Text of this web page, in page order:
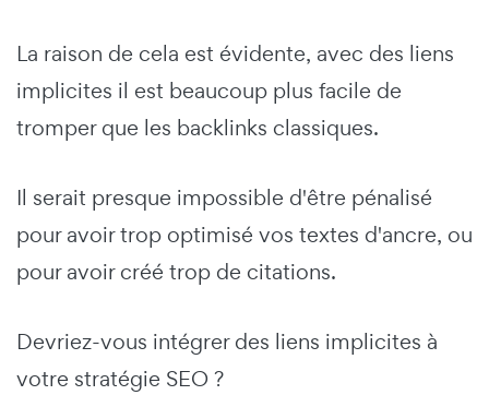
La raison de cela est évidente, avec des liens
implicites il est beaucoup plus facile de
tromper que les backlinks classiques.
Il serait presque impossible d'être pénalisé
pour avoir trop optimisé vos textes d'ancre, ou
pour avoir créé trop de citations.
Devriez-vous intégrer des liens implicites à
votre stratégie SEO ?